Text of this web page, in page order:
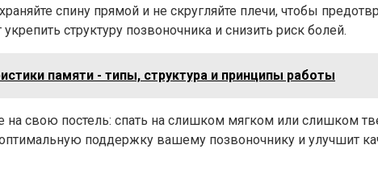
спину прямой и не скругляйте плечи, чтобы
структуру позвоночника и снизить риск болей.
памяти - типы, структура и принципы работы
на свою постель: спать на слишком мягком или слишком
поддержку вашему позвоночнику и улучшит